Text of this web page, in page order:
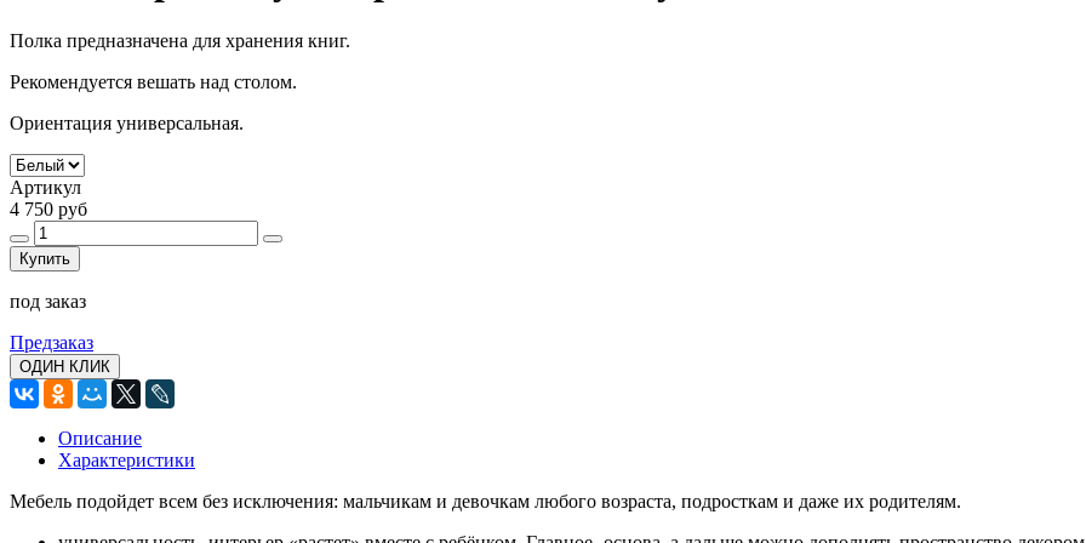
Полка предназначена для хранения книг.
Рекомендуется вешать над столом.
Ориентация универсальная.
Артикул
4 750 руб
Купить
под заказ
Предзаказ
ОДИН КЛИК
Описание
Характеристики
Мебель подойдет всем без исключения: мальчикам и девочкам любого возраста, подросткам и даже их родителям.